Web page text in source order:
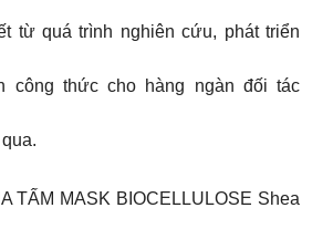
từ quá trình nghiên cứu, phát triển
công thức cho hàng ngàn đối tác
TẤM MASK BIOCELLULOSE Shea